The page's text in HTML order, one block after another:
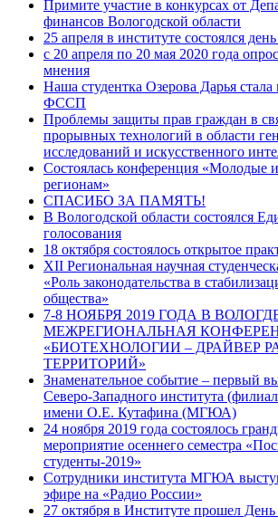
Примите участие в конкурсах от
финансов Вологодской области
25 апреля в институте состоялся
с 20 апреля по 20 мая 2020 года
мнения
Наша студентка Озерова Дарья стала
ФССП
Проблемы защиты прав граждан в
прорывных технологий в области
исследований и искусственного
Состоялась конференция «Молодые
регионам»
СПАСИБО ЗА ПАМЯТЬ!
В Вологодской области состоялся
голосования
18 октября состоялось открытое
XII Региональная научная
«Роль законодательства в
общества»
7-8 НОЯБРЯ 2019 ГОДА В
МЕЖРЕГИОНАЛЬНАЯ
«БИОТЕХНОЛОГИИ – ДРАЙВЕР
ТЕРРИТОРИЙ»
Знаменательное событие – первый
Северо-Западного института
имени О.Е. Кутафина (МГЮА)
24 ноября 2019 года состоялось
мероприятие осеннего семестра
студенты-2019»
Сотрудники института МГЮА
эфире на «Радио России»
27 октября в Институте прошел